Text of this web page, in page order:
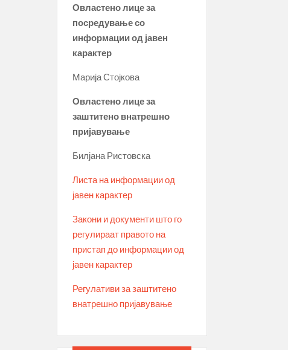
Овластено лице за
посредување со
информации од јавен
карактер
Марија Стојкова
Овластено лице за
заштитено внатрешно
пријавување
Билјана Ристовска
Листа на информации од
јавен карактер
Закони и документи што го
регулираат правото на
пристап до информации од
јавен карактер
Регулативи за заштитено
внатрешно пријавување